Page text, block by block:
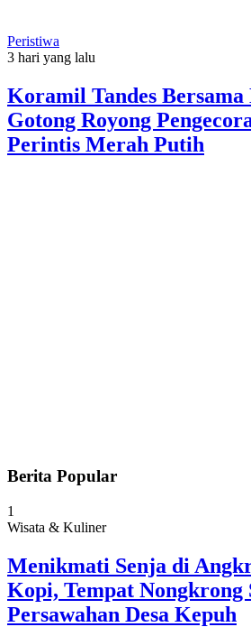
Peristiwa
3 hari yang lalu
Koramil Tandes
Gotong Royong
Perintis Merah Putih
Berita Popular
1
Wisata & Kuliner
Menikmati Senja di
Kopi, Tempat Nongkrong
Persawahan Desa Kepuh